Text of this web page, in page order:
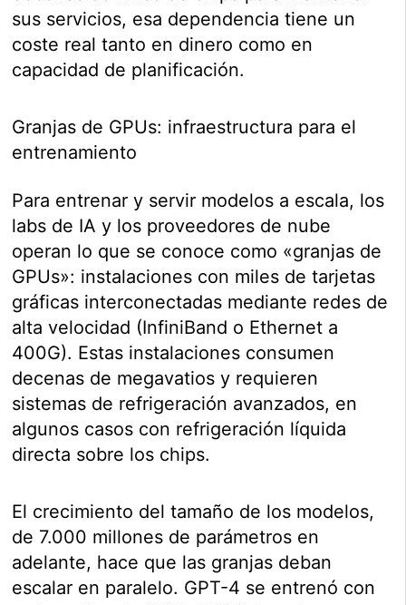
sus servicios, esa dependencia tiene un
coste real tanto en dinero como en
capacidad de planificación.
Granjas de GPUs: infraestructura para el
entrenamiento
Para entrenar y servir modelos a escala, los
labs de IA y los proveedores de nube
operan lo que se conoce como «granjas de
GPUs»: instalaciones con miles de tarjetas
gráficas interconectadas mediante redes de
alta velocidad (InfiniBand o Ethernet a
400G). Estas instalaciones consumen
decenas de megavatios y requieren
sistemas de refrigeración avanzados, en
algunos casos con refrigeración líquida
directa sobre los chips.
El crecimiento del tamaño de los modelos,
de 7.000 millones de parámetros en
adelante, hace que las granjas deban
escalar en paralelo. GPT-4 se entrenó con